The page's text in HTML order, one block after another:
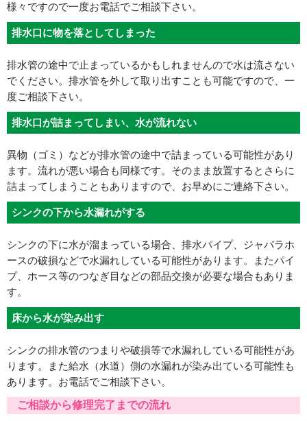
様々ですので一度お電話でご相談下さい。
排水口に物を落としてしまった
排水管の途中で止まっているかもしれませんので水は流さない
でください。排水管を外して取り出すことも可能ですので、一
度ご相談下さい。
排水口が詰まってしまい、水が流れない
異物（ゴミ）などが排水管の途中で詰まっている可能性があり
ます。流れが悪い場合も同様です。そのまま放置するとさらに
詰まってしまうこともありますので、お早めにご連絡下さい。
シンクの下から水漏れがする
シンクの下に水が溜まっている場合、排水パイプ、ジャバラホ
ースの破損などで水漏れしている可能性があります。またパイ
プ、ホース等のつなぎ目などの部品交換が必要な場合もありま
す。
床から水が染み出す
シンクの排水管のつまりや破損等で水漏れしている可能性があ
ります。また給水（水道）側の水漏れが染み出ている可能性も
あります。お電話でご相談下さい。
ご相談から修理完了までの流れ